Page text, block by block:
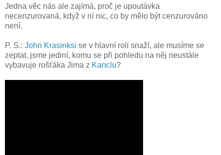
Jedna věc nás ale zajímá, proč je upoutávka
necenzurovaná, když v ní nic, co by mělo být cenzurováno
není.
P. S.: John Krasinksi se v hlavní roli snaží, ale musíme se
zeptat, jsme jediní, komu se při pohledu na něj neustále
vybavuje rošťáka Jima z Kanclu?